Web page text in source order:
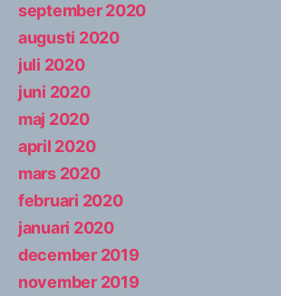
september 2020
augusti 2020
juli 2020
juni 2020
maj 2020
april 2020
mars 2020
februari 2020
januari 2020
december 2019
november 2019